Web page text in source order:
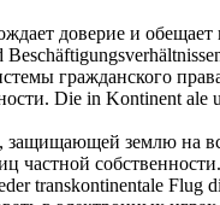
доверие и
гражданского
. Die in Kontinent ale
защищающей землю на
частной собственности.
transkontinentale